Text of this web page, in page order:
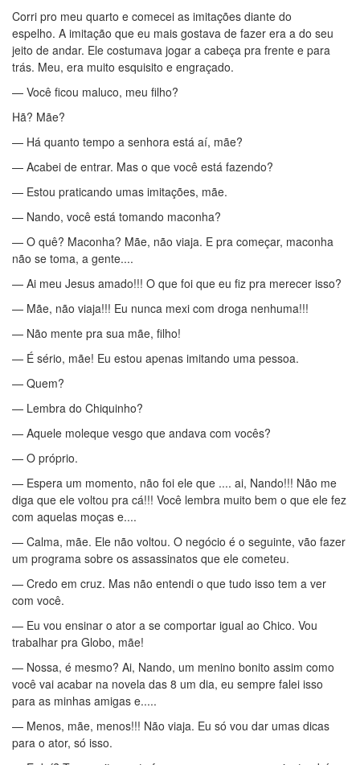
Corri pro meu quarto e comecei as imitações diante do
espelho. A imitação que eu mais gostava de fazer era a do seu
jeito de andar. Ele costumava jogar a cabeça pra frente e para
trás. Meu, era muito esquisito e engraçado.
— Você ficou maluco, meu filho?
Hã? Mãe?
— Há quanto tempo a senhora está aí, mãe?
— Acabei de entrar. Mas o que você está fazendo?
— Estou praticando umas imitações, mãe.
— Nando, você está tomando maconha?
— O quê? Maconha? Mãe, não viaja. E pra começar, maconha
não se toma, a gente....
— Ai meu Jesus amado!!! O que foi que eu fiz pra merecer isso?
— Mãe, não viaja!!! Eu nunca mexi com droga nenhuma!!!
— Não mente pra sua mãe, filho!
— É sério, mãe! Eu estou apenas imitando uma pessoa.
— Quem?
— Lembra do Chiquinho?
— Aquele moleque vesgo que andava com vocês?
— O próprio.
— Espera um momento, não foi ele que .... ai, Nando!!! Não me
diga que ele voltou pra cá!!! Você lembra muito bem o que ele fez
com aquelas moças e....
— Calma, mãe. Ele não voltou. O negócio é o seguinte, vão fazer
um programa sobre os assassinatos que ele cometeu.
— Credo em cruz. Mas não entendi o que tudo isso tem a ver
com você.
— Eu vou ensinar o ator a se comportar igual ao Chico. Vou
trabalhar pra Globo, mãe!
— Nossa, é mesmo? Ai, Nando, um menino bonito assim como
você vai acabar na novela das 8 um dia, eu sempre falei isso
para as minhas amigas e.....
— Menos, mãe, menos!!! Não viaja. Eu só vou dar umas dicas
para o ator, só isso.